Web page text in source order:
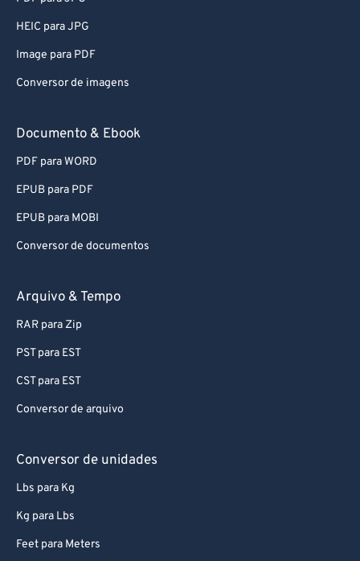
HEIC para JPG
Image para PDF
Conversor de imagens
Documento & Ebook
PDF para WORD
EPUB para PDF
EPUB para MOBI
Conversor de documentos
Arquivo & Tempo
RAR para Zip
PST para EST
CST para EST
Conversor de arquivo
Conversor de unidades
Lbs para Kg
Kg para Lbs
Feet para Meters